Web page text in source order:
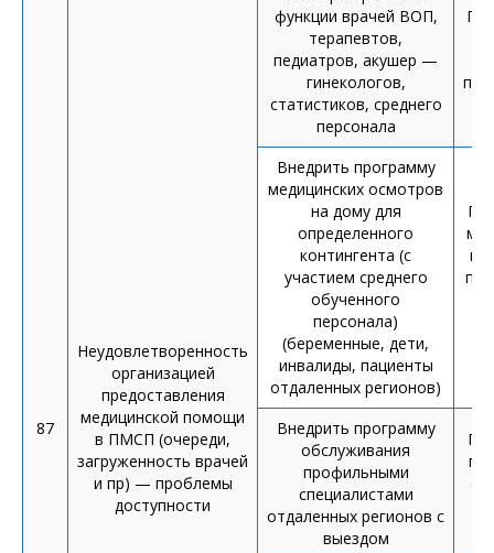
87
Неудовлетворенность
организацией
предоставления
медицинской помощи
в ПМСП (очереди,
загруженность врачей
и пр) — проблемы
доступности
функции врачей ВОП,
терапевтов,
педиатров, акушер —
гинекологов,
статистиков, среднего
персонала
Внедрить программу
медицинских осмотров
на дому для
определенного
контингента (с
участием среднего
обученного
персонала)
(беременные, дети,
инвалиды, пациенты
отдаленных регионов)
на
Внедрить программу
обслуживания
профильными
специалистами
отдаленных регионов с
выездом
по